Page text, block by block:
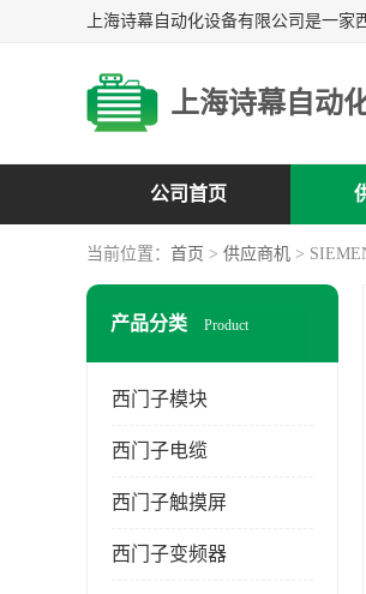
上海诗幕自动
公司首页
当前位置： 首页 > 供应商机 >
产品分类 Product
西门子模块
西门子电缆
西门子触摸屏
西门子变频器